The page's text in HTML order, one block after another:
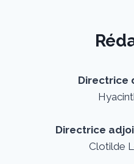
Directrice
Directrice
Clotilde